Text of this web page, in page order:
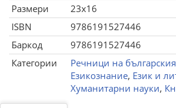
Размери
23x16
ISBN
9786191527446
Баркод
9786191527446
Категории
Речници на
Езикознание, Език и
Хуманитарни науки,